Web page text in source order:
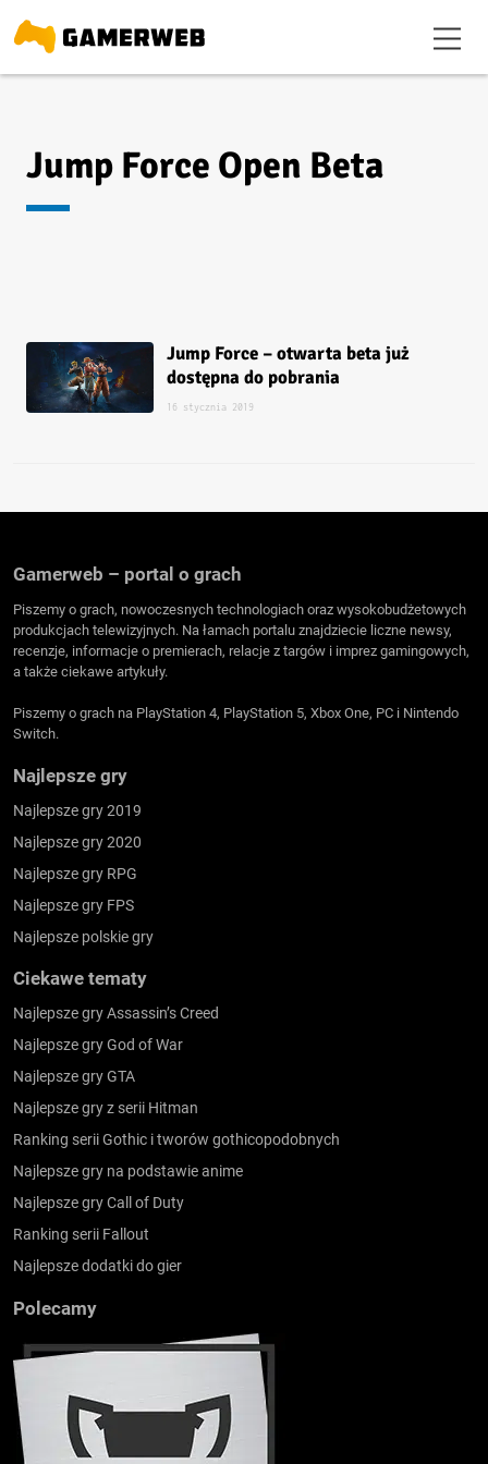
Jump Force Open Beta
Jump Force – otwarta beta już
dostępna do pobrania
16 stycznia 2019
Gamerweb – portal o grach
Piszemy o grach, nowoczesnych technologiach oraz wysokobudżetowych
produkcjach telewizyjnych. Na łamach portalu znajdziecie liczne newsy,
recenzje, informacje o premierach, relacje z targów i imprez gamingowych,
a także ciekawe artykuły.
Piszemy o grach na PlayStation 4, PlayStation 5, Xbox One, PC i Nintendo
Switch.
Najlepsze gry
Najlepsze gry 2019
Najlepsze gry 2020
Najlepsze gry RPG
Najlepsze gry FPS
Najlepsze polskie gry
Ciekawe tematy
Najlepsze gry Assassin’s Creed
Najlepsze gry God of War
Najlepsze gry GTA
Najlepsze gry z serii Hitman
Ranking serii Gothic i tworów gothicopodobnych
Najlepsze gry na podstawie anime
Najlepsze gry Call of Duty
Ranking serii Fallout
Najlepsze dodatki do gier
Polecamy